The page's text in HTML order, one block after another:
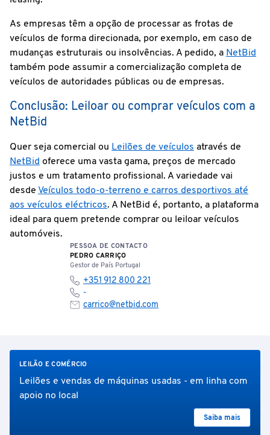
As empresas têm a opção de processar as frotas de
veículos de forma direcionada, por exemplo, em caso de
mudanças estruturais ou insolvências. A pedido, a NetBid
também pode assumir a comercialização completa de
veículos de autoridades públicas ou de empresas.
Conclusão: Leiloar ou comprar veículos com a
NetBid
Quer seja comercial ou Leilões de veículos através de
NetBid oferece uma vasta gama, preços de mercado
justos e um tratamento profissional. A variedade vai
desde Veículos todo-o-terreno e carros desportivos até
aos veículos eléctricos. A NetBid é, portanto, a plataforma
ideal para quem pretende comprar ou leiloar veículos
automóveis.
PESSOA DE CONTACTO
PEDRO CARRIÇO
Gestor de País Portugal
+351 912 800 221
-
carrico@netbid.com
LEILÃO E COMÉRCIO
Leilões e vendas de máquinas usadas - em linha com
apoio no local
Saiba mais